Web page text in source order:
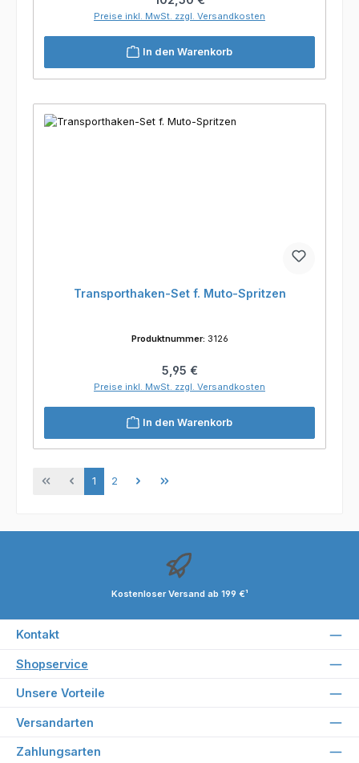
Preise inkl. MwSt. zzgl. Versandkosten
In den Warenkorb
Transporthaken-Set f. Muto-Spritzen
Produktnummer: 3126
Regulärer Preis:
5,95 €
Preise inkl. MwSt. zzgl. Versandkosten
In den Warenkorb
Seite
1 Seite
2
Kostenloser Versand ab 199 €¹
Kontakt
Shopservice
Unsere Vorteile
Versandarten
Zahlungsarten